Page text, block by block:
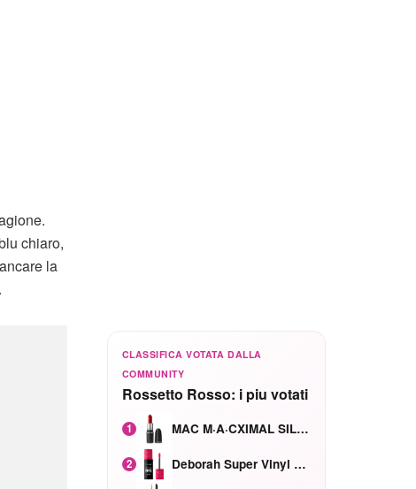
chiaro,
la
CLASSIFICA VOTATA DALLA
COMMUNITY
Rossetto Rosso: i piu votati
1 MAC M·A·CXIMAL SILKY MATTE Red Rock mat
2 Deborah Super Vinyl Shake Rosa Ciliegia